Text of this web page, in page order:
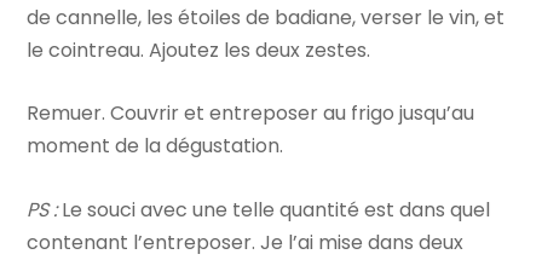
de cannelle, les étoiles de badiane, verser le vin, et
le cointreau. Ajoutez les deux zestes.
Remuer. Couvrir et entreposer au frigo jusqu’au
moment de la dégustation.
PS :Le souci avec une telle quantité est dans quel
contenant l’entreposer. Je l’ai mise dans deux